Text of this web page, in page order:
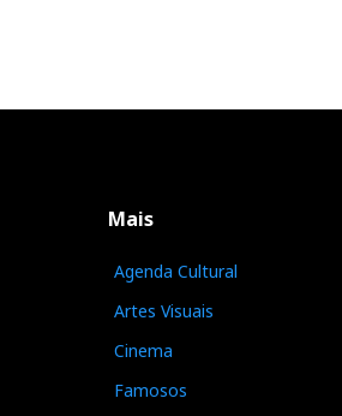
Mais
Agenda Cultural
Artes Visuais
Cinema
Famosos